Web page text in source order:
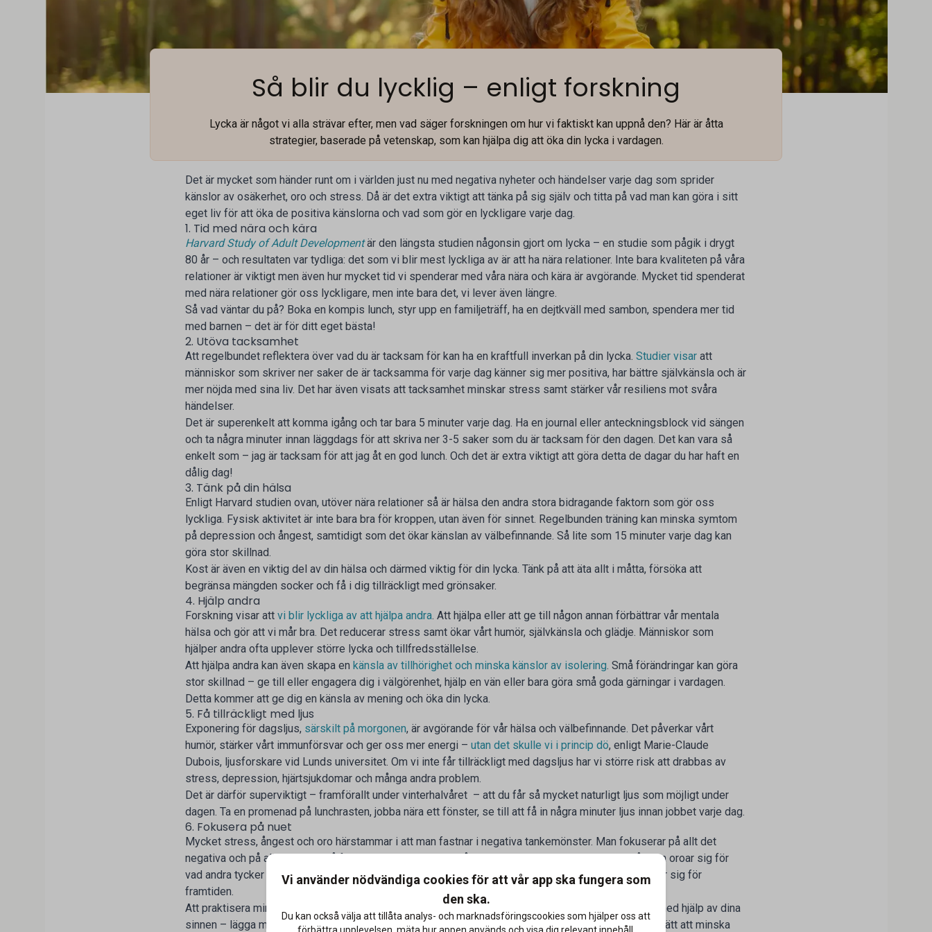
Så blir du lycklig – enligt forskning
Lycka är något vi alla strävar efter, men vad säger forskningen om hur vi faktiskt kan uppnå den? Här är åtta
strategier, baserade på vetenskap, som kan hjälpa dig att öka din lycka i vardagen.
Det är mycket som händer runt om i världen just nu med negativa nyheter och händelser varje dag som sprider
känslor av osäkerhet, oro och stress. Då är det extra viktigt att tänka på sig själv och titta på vad man kan göra i sitt
eget liv för att öka de positiva känslorna och vad som gör en lyckligare varje dag.
1. Tid med nära och kära
Harvard Study of Adult Developmentär den längsta studien någonsin gjort om lycka – en studie som pågik i drygt
80 år – och resultaten var tydliga: det som vi blir mest lyckliga av är att ha nära relationer. Inte bara kvaliteten på våra
relationer är viktigt men även hur mycket tid vi spenderar med våra nära och kära är avgörande. Mycket tid spenderat
med nära relationer gör oss lyckligare, men inte bara det, vi lever även längre.
Så vad väntar du på? Boka en kompis lunch, styr upp en familjeträff, ha en dejtkväll med sambon, spendera mer tid
med barnen – det är för ditt eget bästa!
2. Utöva tacksamhet
Att regelbundet reflektera över vad du är tacksam för kan ha en kraftfull inverkan på din lycka. Studier visar att
människor som skriver ner saker de är tacksamma för varje dag känner sig mer positiva, har bättre självkänsla och är
mer nöjda med sina liv. Det har även visats att tacksamhet minskar stress samt stärker vår resiliens mot svåra
händelser.
Det är superenkelt att komma igång och tar bara 5 minuter varje dag. Ha en journal eller anteckningsblock vid sängen
och ta några minuter innan läggdags för att skriva ner 3-5 saker som du är tacksam för den dagen. Det kan vara så
enkelt som – jag är tacksam för att jag åt en god lunch. Och det är extra viktigt att göra detta de dagar du har haft en
dålig dag!
3. Tänk på din hälsa
Enligt Harvard studien ovan, utöver nära relationer så är hälsa den andra stora bidragande faktorn som gör oss
lyckliga. Fysisk aktivitet är inte bara bra för kroppen, utan även för sinnet. Regelbunden träning kan minska symtom
på depression och ångest, samtidigt som det ökar känslan av välbefinnande. Så lite som 15 minuter varje dag kan
göra stor skillnad.
Kost är även en viktig del av din hälsa och därmed viktig för din lycka. Tänk på att äta allt i måtta, försöka att
begränsa mängden socker och få i dig tillräckligt med grönsaker.
4. Hjälp andra
Forskning visar att vi blir lyckliga av att hjälpa andra. Att hjälpa eller att ge till någon annan förbättrar vår mentala
hälsa och gör att vi mår bra. Det reducerar stress samt ökar vårt humör, självkänsla och glädje. Människor som
hjälper andra ofta upplever större lycka och tillfredsställelse.
Att hjälpa andra kan även skapa en känsla av tillhörighet och minska känslor av isolering. Små förändringar kan göra
stor skillnad – ge till eller engagera dig i välgörenhet, hjälp en vän eller bara göra små goda gärningar i vardagen.
Detta kommer att ge dig en känsla av mening och öka din lycka.
5. Få tillräckligt med ljus
Exponering för dagsljus, särskilt på morgonen, är avgörande för vår hälsa och välbefinnande. Det påverkar vårt
humör, stärker vårt immunförsvar och ger oss mer energi – utan det skulle vi i princip dö, enligt Marie-Claude
Dubois, ljusforskare vid Lunds universitet. Om vi inte får tillräckligt med dagsljus har vi större risk att drabbas av
stress, depression, hjärtsjukdomar och många andra problem.
Det är därför superviktigt – framförallt under vinterhalvåret – att du får så mycket naturligt ljus som möjligt under
dagen. Ta en promenad på lunchrasten, jobba nära ett fönster, se till att få in några minuter ljus innan jobbet varje dag.
6. Fokusera på nuet
Mycket stress, ångest och oro härstammar i att man fastnar i negativa tankemönster. Man fokuserar på allt det
negativa och på allt som kan gå fel, man tänker konstant på problem som möjligtvis kan uppstå, man oroar sig för
vad andra tycker och tänker, och att man lever allt för mycket i tankar om det som har varit eller oroar sig för
framtiden.
Att praktisera mindfulness eller medveten närvaro är baserat på att vara helt närvarande i stunden med hjälp av dina
sinnen – lägga märke till vad man ser, hör, luktar och känner i stunden.Mindfulnessär ett beprövat sätt att minska
Vi använder nödvändiga cookies för att vår app ska fungera som
den ska.
Du kan också välja att tillåta analys- och marknadsföringscookies som hjälper oss att